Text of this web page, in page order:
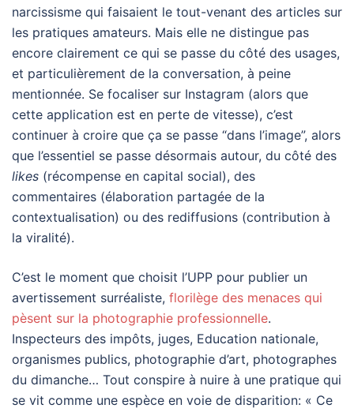
narcissisme qui faisaient le tout-venant des articles sur
les pratiques amateurs. Mais elle ne distingue pas
encore clairement ce qui se passe du côté des usages,
et particulièrement de la conversation, à peine
mentionnée. Se focaliser sur Instagram (alors que
cette application est en perte de vitesse), c’est
continuer à croire que ça se passe “dans l’image”, alors
que l’essentiel se passe désormais autour, du côté des
likes (récompense en capital social), des
commentaires (élaboration partagée de la
contextualisation) ou des rediffusions (contribution à
la viralité).
C’est le moment que choisit l’UPP pour publier un
avertissement surréaliste, florilège des menaces qui
pèsent sur la photographie professionnelle.
Inspecteurs des impôts, juges, Education nationale,
organismes publics, photographie d’art, photographes
du dimanche… Tout conspire à nuire à une pratique qui
se vit comme une espèce en voie de disparition: « Ce